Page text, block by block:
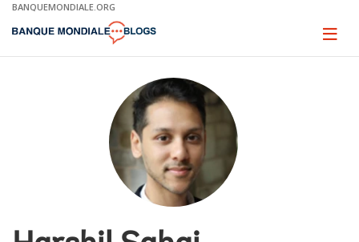
Skip
Main
BANQUEMONDIALE.ORG
Page